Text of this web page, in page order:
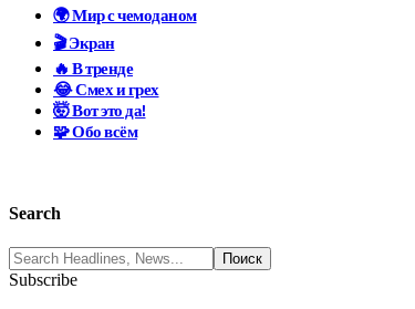
🌍 Мир с чемоданом
🎬 Экран
🔥 В тренде
😂 Смех и грех
🤯 Вот это да!
🧩 Обо всём
Search
Subscribe